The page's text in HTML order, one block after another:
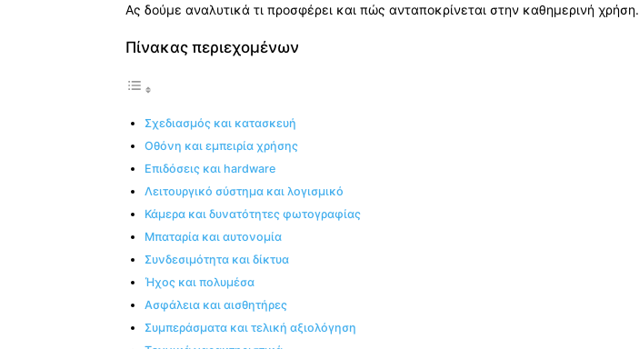
Ας δούμε αναλυτικά τι προσφέρει και πώς ανταποκρίνεται στην καθημερινή χρήση.
Πίνακας περιεχομένων
Σχεδιασμός και κατασκευή
Οθόνη και εμπειρία χρήσης
Επιδόσεις και hardware
Λειτουργικό σύστημα και λογισμικό
Κάμερα και δυνατότητες φωτογραφίας
Μπαταρία και αυτονομία
Συνδεσιμότητα και δίκτυα
Ήχος και πολυμέσα
Ασφάλεια και αισθητήρες
Συμπεράσματα και τελική αξιολόγηση